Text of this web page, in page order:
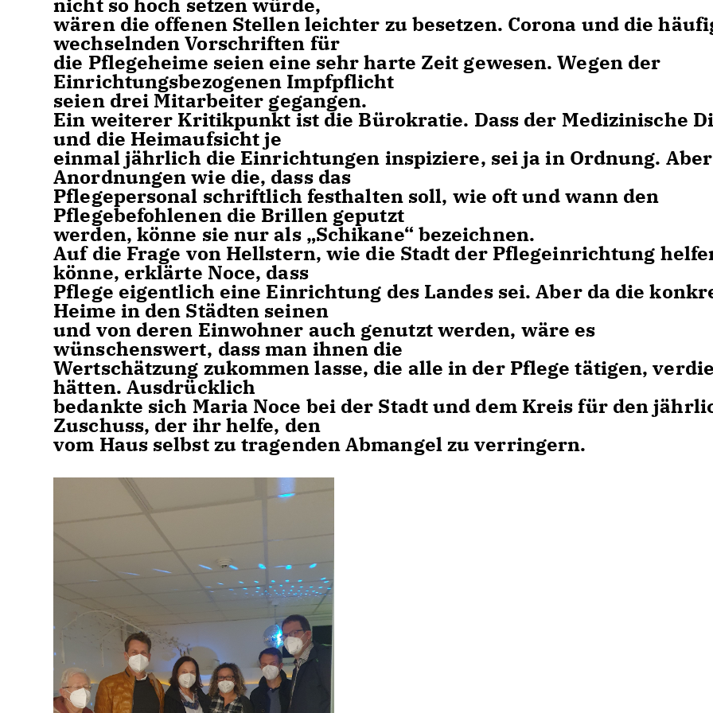
wären die offenen Stellen leichter zu besetzen. Corona und die
wechselnden Vorschriften für
die Pflegeheime seien eine sehr harte Zeit gewesen. Wegen der
Einrichtungsbezogenen Impfpflicht
seien drei Mitarbeiter gegangen.
Ein weiterer Kritikpunkt ist die Bürokratie. Dass der Medizinische
und die Heimaufsicht je
einmal jährlich die Einrichtungen inspiziere, sei ja in Ordnung. Aber
Anordnungen wie die, dass das
Pflegepersonal schriftlich festhalten soll, wie oft und wann den
Pflegebefohlenen die Brillen geputzt
werden, könne sie nur als „Schikane“ bezeichnen.
Auf die Frage von Hellstern, wie die Stadt der Pflegeinrichtung
könne, erklärte Noce, dass
Pflege eigentlich eine Einrichtung des Landes sei. Aber da die
Heime in den Städten seinen
und von deren Einwohner auch genutzt werden, wäre es
wünschenswert, dass man ihnen die
Wertschätzung zukommen lasse, die alle in der Pflege tätigen,
hätten. Ausdrücklich
bedankte sich Maria Noce bei der Stadt und dem Kreis für den
Zuschuss, der ihr helfe, den
vom Haus selbst zu tragenden Abmangel zu verringern.